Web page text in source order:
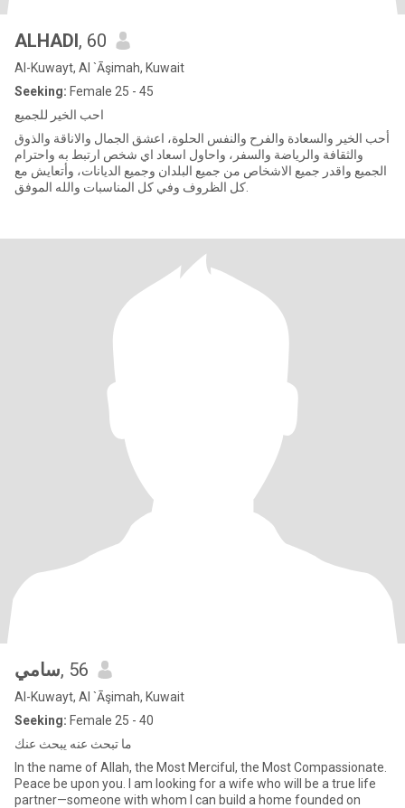
ALHADI, 60
Al-Kuwayt, Al `Āşimah, Kuwait
Seeking: Female 25 - 45
احب الخير للجميع
أحب الخير والسعادة والفرح والنفس الحلوة، اعشق الجمال والاناقة والذوق
والثقافة والرياضة والسفر، واحاول اسعاد اي شخص ارتبط به واحترام
الجميع واقدر جميع الاشخاص من جميع البلدان وجميع الديانات، وأتعايش مع
سامي, 56
Al-Kuwayt, Al `Āşimah, Kuwait
Seeking: Female 25 - 40
ما تبحث عنه يبحث عنك
In the name of Allah, the Most Merciful, the Most Compassionate.
Peace be upon you. I am looking for a wife who will be a true life
partner—someone with whom I can build a home founded on